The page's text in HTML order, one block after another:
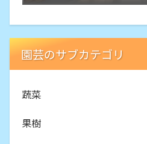
園芸のサブカテゴリ
蔬菜
果樹